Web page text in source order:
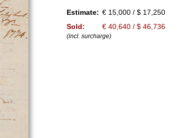
Estimate: € 15,000 / $ 17,250
Sold:
€ 40,640 / $ 46,736
(incl. surcharge)